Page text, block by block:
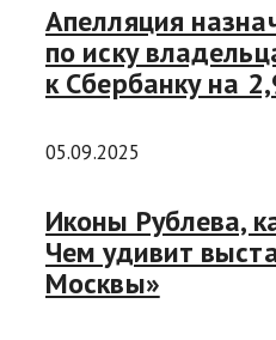
Апелляция
по иску
к Сбербанку на
05.09.2025
Иконы Рублева,
Чем удивит
Москвы»